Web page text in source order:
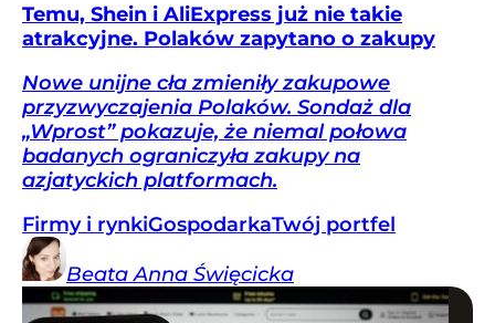
Temu, Shein i AliExpress już nie takie
atrakcyjne. Polaków zapytano o zakupy
Nowe unijne cła zmieniły zakupowe
przyzwyczajenia Polaków. Sondaż dla
„Wprost” pokazuje, że niemal połowa
badanych ograniczyła zakupy na
azjatyckich platformach.
Firmy i rynkiGospodarkaTwój portfel
Beata Anna Święcicka